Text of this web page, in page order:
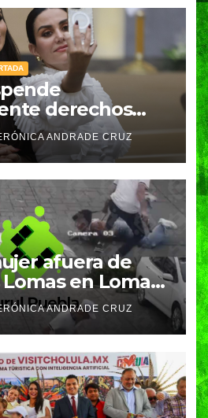
derechos
Nayeli Salvatori
ANDRADE CRUZ
afuera de
en Lomas
delincuentes
ANDRADE CRUZ